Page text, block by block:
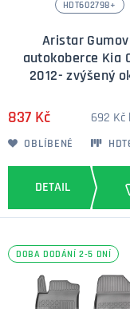
HDT602798+
Aristar
autokoberce Kia
2012- zvýšený
837 Kč
692 Kč
OBLÍBENÉ
DOBA DODÁNÍ 2-5 DNÍ